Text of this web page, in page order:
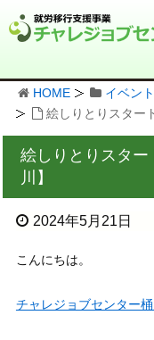
HOME
イベン
絵しりとりスター
絵しりとりスタ
川】
2024年5月21日
こんにちは。
チャレジョブセンター桶